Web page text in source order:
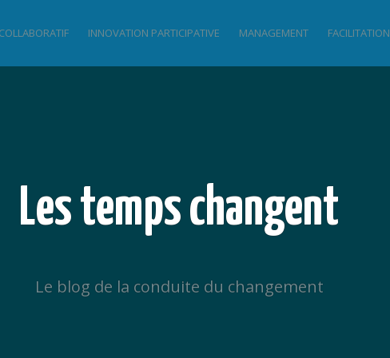
INNOVATION PARTICIPATIVE MANAGEMENT FACILITATION
Les temps changent
Le blog de la conduite du changement